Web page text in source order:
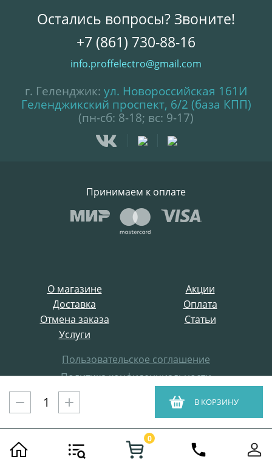
В КОРЗИНУ
О магазине
Акции
Доставка
Оплата
Отмена заказа
Статьи
Услуги
Пользовательское соглашение
Политика конфиденциальности
Все права защищены
ProffElectro.ru © 2021
Остались вопросы? Звоните!
+7 (861) 730-88-16
info.proffelectro@gmail.com
г. Геленджик: ул. Новороссийская 161И
Геленджикский проспект, 6/2 (база КПП)
(пн-сб: 8-18; вс: 9-17)
Принимаем к оплате
0